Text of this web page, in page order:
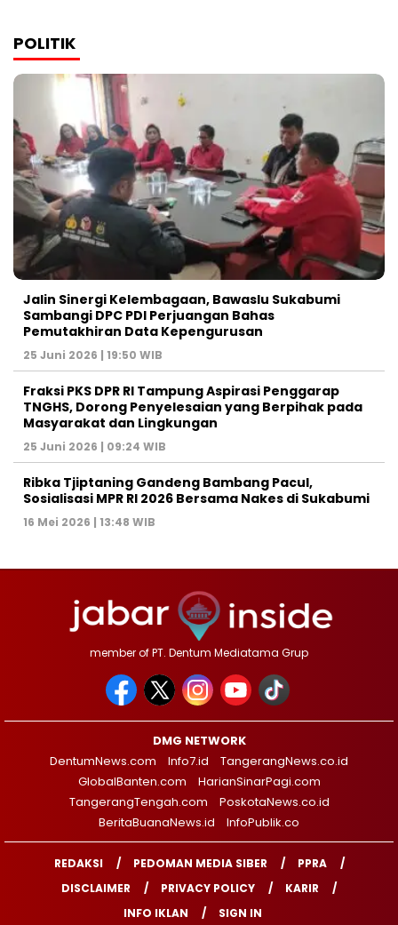
POLITIK
Jalin Sinergi Kelembagaan, Bawaslu Sukabumi
Sambangi DPC PDI Perjuangan Bahas
Pemutakhiran Data Kepengurusan
25 Juni 2026 | 19:50 WIB
‎Fraksi PKS DPR RI Tampung Aspirasi Penggarap
TNGHS, Dorong Penyelesaian yang Berpihak pada
Masyarakat dan Lingkungan‎
25 Juni 2026 | 09:24 WIB
Ribka Tjiptaning Gandeng Bambang Pacul,
Sosialisasi MPR RI 2026 Bersama Nakes di Sukabumi
16 Mei 2026 | 13:48 WIB
member of PT. Dentum Mediatama Grup
DMG NETWORK
DentumNews.com
Info7.id
TangerangNews.co.id
GlobalBanten.com
HarianSinarPagi.com
TangerangTengah.com
PoskotaNews.co.id
BeritaBuanaNews.id
InfoPublik.co
REDAKSI PEDOMAN MEDIA SIBER
PPRA
DISCLAIMER
PRIVACY POLICY
KARIR
INFO IKLAN
SIGN IN